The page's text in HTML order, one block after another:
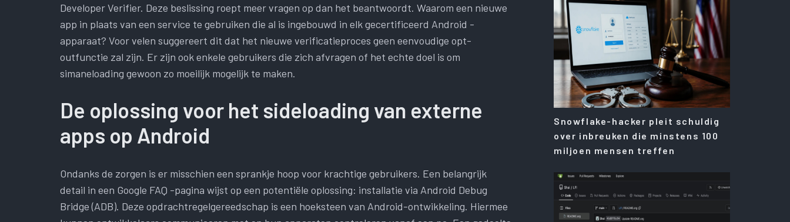
Developer Verifier. Deze beslissing roept meer vragen op dan het beantwoordt. Waarom een ​​nieuwe
app in plaats van een service te gebruiken die al is ingebouwd in elk gecertificeerd Android -
apparaat? Voor velen suggereert dit dat het nieuwe verificatieproces geen eenvoudige opt-
outfunctie zal zijn. Er zijn ook enkele gebruikers die zich afvragen of het echte doel is om
simaneloading gewoon zo moeilijk mogelijk te maken.
De oplossing voor het sideloading van externe
apps op Android
Ondanks de zorgen is er misschien een sprankje hoop voor krachtige gebruikers. Een belangrijk
detail in een Google FAQ -pagina wijst op een potentiële oplossing: installatie via Android Debug
Bridge (ADB). Deze opdrachtregelgereedschap is een hoeksteen van Android-ontwikkeling. Hiermee
Snowflake-hacker pleit schuldig
over inbreuken die minstens 100
miljoen mensen treffen